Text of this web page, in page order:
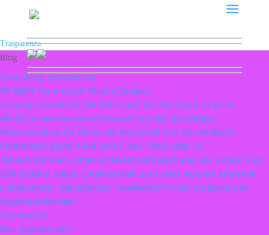
Trasparenza
Blog
Consulting, Coronakrise
#5 BASIS Stammtisch “Weiter Denken”
Lessons Learned für die Wirtschaft aus der Covid-19 Krise
Welche Erkenntnisse nehmen wir aus der derzeitigen
Krisensituation für die lokale Wirtschaft mit? Der #5 BASIS
Stammtisch digital fand am 07. April 2020 statt. 35
TeilnehmerInnen, unter anderem VertreterInnen der EURAC, LVH,
IDM Südtirol, lokale Unternehmen aus verschiedenen Branchen
(Lebensmittel, Dienstleister, Handwerk), Private, StudentInnen,
Regionalentwickler,…
Coronakrise
Was glauben wir?